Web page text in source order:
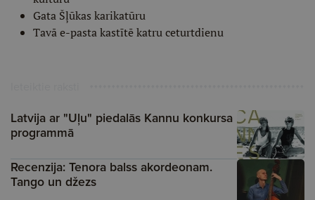
Gata Šļūkas karikatūru
Tavā e-pasta kastītē katru ceturtdienu
Latvija ar "Uļu" piedalās Kannu konkursa
programmā
Recenzija: Tenora balss akordeonam.
Tango un džezs